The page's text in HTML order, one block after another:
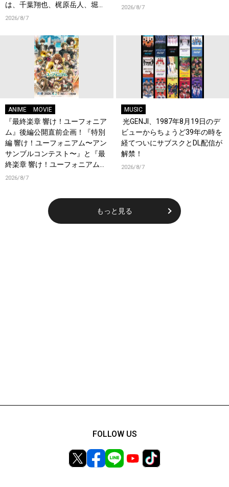
は、千葉翔也、梶原岳人、堀江
瞬、綿貫竜之介！PV第1弾公
2026/8/7
2026/8/7
ANIME MOVIE
『最終楽章 響け！ユーフォニア
ム』後編公開直前企画！『特別
編 響け！ユーフォニアム〜アン
サンブルコンテスト〜』と『最
終楽章 響け！ユーフォニアム』
前編の一挙上映が決定！
2026/8/7
MUSIC
光GENJI、1987年8月19日のデ
ビューからちょうど39年の時を
経てついにサブスクとDL配信が
解禁！
2026/8/7
もっと見る
FOLLOW US